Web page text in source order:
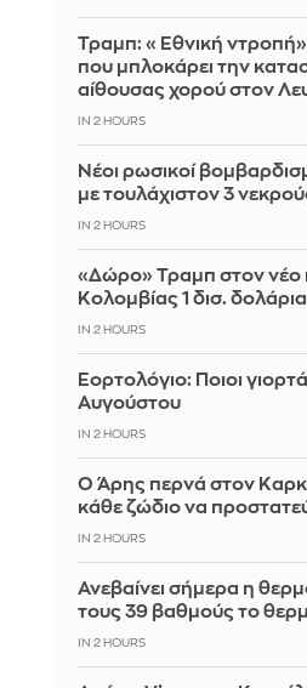
Τραμπ: «Εθνική
που μπλοκάρει την
αίθουσας χορού στον
IN 2 HOURS
Νέοι ρωσικοί
με τουλάχιστον 3
IN 2 HOURS
«Δώρο» Τραμπ στον νέο
Κολομβίας 1 δισ. δολάρια
IN 2 HOURS
Εορτολόγιο: Ποιοι
Αυγούστου
IN 2 HOURS
Ο Άρης περνά στον
κάθε ζώδιο να
IN 2 HOURS
Ανεβαίνει σήμερα η
τους 39 βαθμούς το
IN 2 HOURS